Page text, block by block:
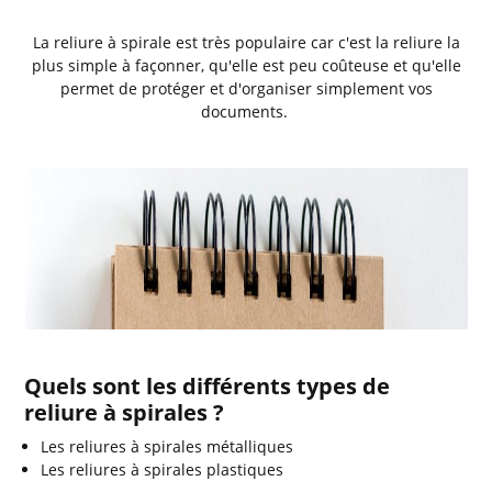
La reliure à spirale est très populaire car c'est la reliure la
plus simple à façonner, qu'elle est peu coûteuse et qu'elle
permet de protéger et d'organiser simplement vos
documents.
Quels sont les différents types de
reliure à spirales ?
Les reliures à spirales métalliques
Les reliures à spirales plastiques